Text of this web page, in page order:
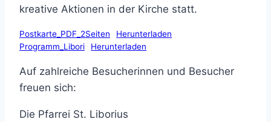
kreative Aktionen in der Kirche statt.
Postkarte_PDF_2Seiten
Herunterladen
Programm_Libori
Herunterladen
Auf zahlreiche Besucherinnen und Besucher
freuen sich:
Die Pfarrei St. Liborius